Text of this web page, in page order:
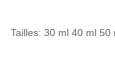
Tailles: 30 ml 40 ml 50